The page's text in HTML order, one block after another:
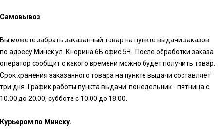
Самовывоз
Вы можете забрать заказанный товар на пункте выдачи заказов
по адресу Минск ул. Кнорина 6Б офис 5Н. После обработки заказа
оператор сообщит с какого времени можно будет получить товар.
Срок хранения заказанного товара на пункте выдачи составляет
три дня. График работы пункта выдачи: понедельник - пятница с
10.00 до 20.00, суббота с 10.00 до 18.00.
Курьером по Минску.